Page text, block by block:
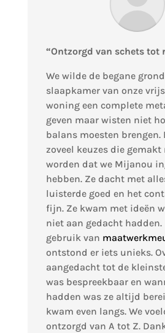
“Ontzorgd van schets tot
We wilde de begane
slaapkamer van onze
woning een complete
geven maar wisten niet
balans moesten brengen.
zoveel keuzes die gemakt
worden dat we Mijanou
hebben. Ze dacht met
luisterde goed en het
fijn. Ze kwam met ideën
niet aan gedacht hadden.
gebruik van
ontstond er iets unieks.
aangedacht tot de
was bespreekbaar en
hadden was ze altijd
kwam even langs. We
ontzorgd van A tot Z.